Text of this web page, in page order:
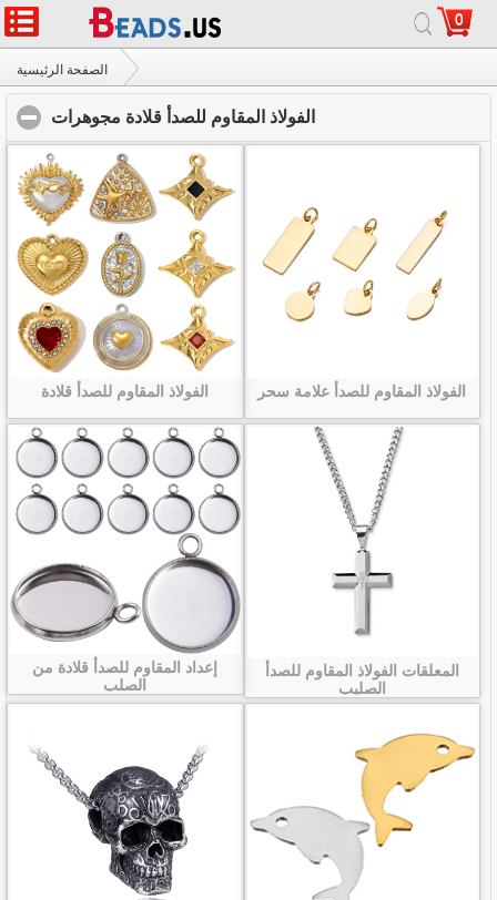
0
الصفحة الرئيسية
الفولاذ المقاوم للصدأ قلادة مجوهرات
الفولاذ المقاوم للصدأ قلادة مجوهرات
الفولاذ المقاوم للصدأ قلادة الفولاذ المقاوم للصدأ علامة سحر
إعداد المقاوم للصدأ قلادة من
الصلب
المعلقات الفولاذ المقاوم للصدأ
الصليب
اتصل بنا |موقع كامل
© 2026 درب التبانة المجوهرات المحدودة. جميع الحقوق محفوظة.